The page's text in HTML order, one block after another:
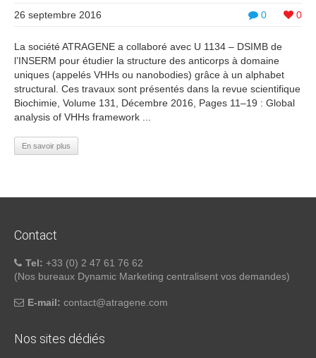
0 0
26 septembre 2016
La société ATRAGENE a collaboré avec U 1134 – DSIMB de
l’INSERM pour étudier la structure des anticorps à domaine
uniques (appelés VHHs ou nanobodies) grâce à un alphabet
structural. Ces travaux sont présentés dans la revue scientifique
Biochimie, Volume 131, Décembre 2016, Pages 11–19 : Global
analysis of VHHs framework ...
En savoir plus
Contact
Tel: +33 (0) 2 47 61 76 62
(Nos bureaux Dynamic Marketing centralisent vos demandes)
E-mail: moc.e
negar
ta@tc
atnoc
Nos sites dédiés